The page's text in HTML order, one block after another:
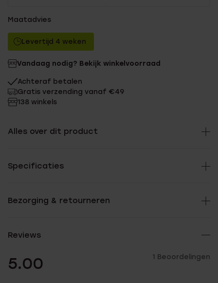
Maatadvies
Levertijd 4 weken
Vandaag nodig? Bekijk winkelvoorraad
Achteraf betalen
Gratis verzending vanaf €49
138 winkels
Alles over dit product
Specificaties
Bezorging & retourneren
Reviews
5.00 1 Beoordelingen